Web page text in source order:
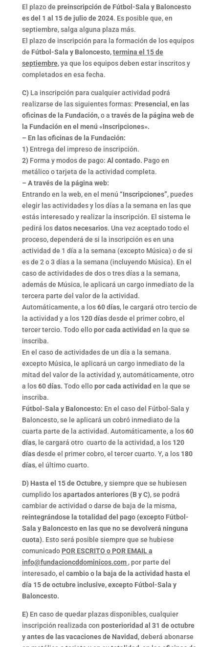
El plazo de preinscripción de Fútbol-Sala y Baloncesto
es del 1 al 15 de julio de 2024. Es posible que, en
septiembre, salga alguna plaza más.
El plazo de inscripción para la formación de los equipos
de Fútbol-Sala y Baloncesto,termina el 15 de
septiembre, ya que los equipos deben estar inscritos y
completados en esa fecha.
C) La inscripción para cualquier actividad podrá
realizarse de las siguientes formas: Presencial, en las
oficinas de la Fundación,o a través de la página web de
la Fundación en el menú «Inscripciones».
– En las oficinas de la Fundación:
1) Entrega del impreso de inscripción.
2) Forma y modos de pago: Al contado. Pago en
metálico o tarjeta de la actividad completa.
– A través de la página web:
Entrando en la web, en el menú “Inscripciones”, puedes
elegir las actividades y los días a la semana en las que
estás interesado y realizar la inscripción. El sistema le
pedirá losdatos necesarios. Una vez aceptado todo el
proceso, dependerá de si la inscripción es en una
actividad de 1 día a la semana (excepto Música) o de si
es de 2 o 3 días a la semana (incluyendo Música). En el
caso de actividades de dos o tres días a la semana,
además de Música, le aplicará un cargo inmediato de la
tercera parte del valor de la actividad.
Automáticamente, a los60 días, le cargará otro tercio de
la actividad y a los 120 díasdesde el primer cobro, el
tercer tercio. Todo ellopor cada actividad en la que se
inscriba.
En el caso de actividades de un día a la semana.
excepto Música, le aplicará un cargo inmediato de la
mitad del valor de la actividad y, automáticamente, otro
a los60 días. Todo ellopor cada actividad en la que se
inscriba.
Fútbol-Sala y Baloncesto: En el caso del Fútbol-Sala y
Baloncesto, se le aplicará un cobró inmediato de la
cuarta parte de la actividad. Automáticamente, a los60
días, le cargará otro cuarto de la actividad, a los 120
díasdesde el primer cobro, el tercer cuarto. Y, a los 180
días, el último cuarto.
D) Hasta el 15 de Octubre, y siempre que se hubiesen
cumplido losapartados anteriores (B y C), se podrá
cambiar de actividad o darse de baja de la misma,
reintegrándose la totalidad del pago (excepto Fútbol-
Sala y Baloncesto en las que no se devolverá ninguna
cuota). Esto será posible siempre que se hubiese
comunicado POR ESCRITO o POR EMAIL a
info@fundacioncddominicos.com , por parte del
interesado, el cambio o la baja de la actividad hasta el
día 15 de octubre inclusive, excepto Fútbol-Sala y
Baloncesto.
E) En caso de quedar plazas disponibles, cualquier
inscripción realizada con posterioridad al 31 de octubre
y antes de las vacaciones de Navidad , deberá abonarse